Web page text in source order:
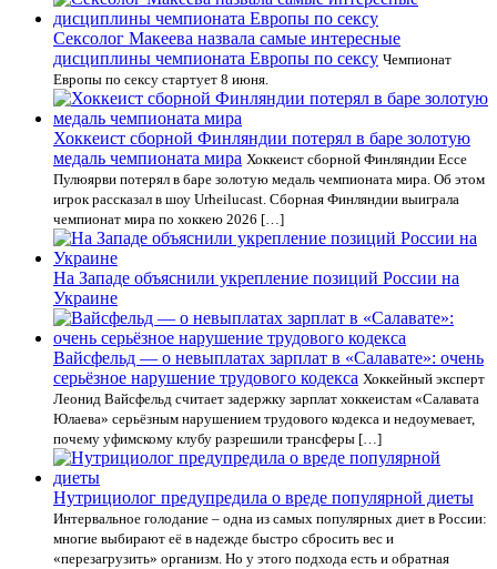
Сексолог Макеева назвала самые интересные
дисциплины чемпионата Европы по сексу Чемпионат
Европы по сексу стартует 8 июня.
Хоккеист сборной Финляндии потерял в баре золотую
медаль чемпионата мира Хоккеист сборной Финляндии Ессе
Пулюярви потерял в баре золотую медаль чемпионата мира. Об этом
игрок рассказал в шоу Urheilucast. Сборная Финляндии выиграла
чемпионат мира по хоккею 2026 […]
На Западе объяснили укрепление позиций России на
Украине
Вайсфельд — о невыплатах зарплат в «Салавате»: очень
серьёзное нарушение трудового кодекса Хоккейный эксперт
Леонид Вайсфельд считает задержку зарплат хоккеистам «Салавата
Юлаева» серьёзным нарушением трудового кодекса и недоумевает,
почему уфимскому клубу разрешили трансферы […]
Нутрициолог предупредила о вреде популярной диеты
Интервальное голодание – одна из самых популярных диет в России:
многие выбирают её в надежде быстро сбросить вес и
«перезагрузить» организм. Но у этого подхода есть и обратная